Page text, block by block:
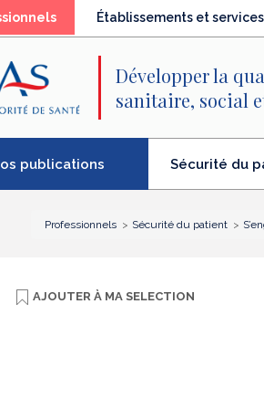
(élémentÉtablissements et services
Développer la
sanitaire, social
publications Sécurité du
(élément
séléctionné)
Professionnels Sécurité du patient
AJOUTER À MA SELECTION